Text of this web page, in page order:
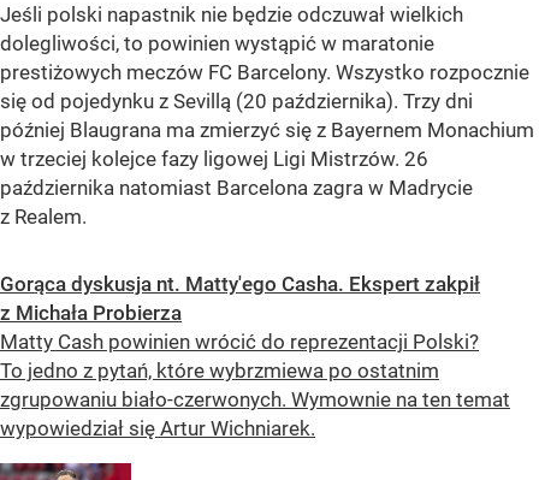
Jeśli polski napastnik nie będzie odczuwał wielkich
dolegliwości, to powinien wystąpić w maratonie
prestiżowych meczów FC Barcelony. Wszystko rozpocznie
się od pojedynku z Sevillą (20 października). Trzy dni
później Blaugrana ma zmierzyć się z Bayernem Monachium
w trzeciej kolejce fazy ligowej Ligi Mistrzów. 26
października natomiast Barcelona zagra w Madrycie
z Realem.
Gorąca dyskusja nt. Matty'ego Casha. Ekspert zakpił
z Michała Probierza
Matty Cash powinien wrócić do reprezentacji Polski?
To jedno z pytań, które wybrzmiewa po ostatnim
zgrupowaniu biało-czerwonych. Wymownie na ten temat
wypowiedział się Artur Wichniarek.